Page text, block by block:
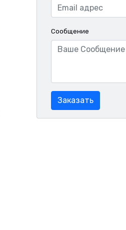
Сообщение
Заказать